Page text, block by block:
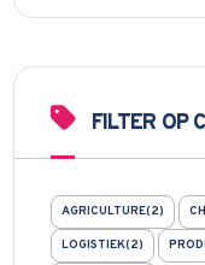
FILTER OP
AGRICULTURE(2)
LOGISTIEK(2)